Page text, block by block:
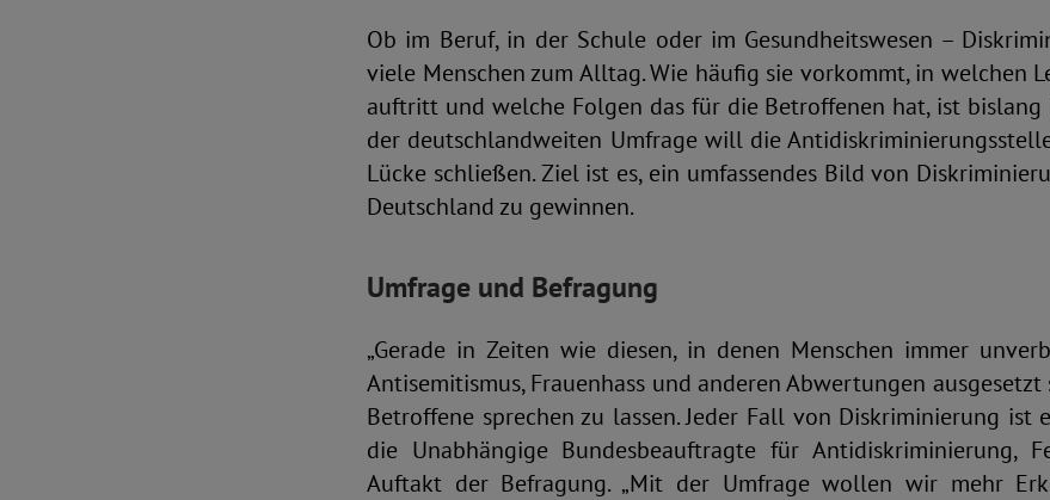
Ob im Beruf, in der Schule oder im Gesundheitswesen –
viele Menschen zum Alltag. Wie häufig sie vorkommt, in welchen
auftritt und welche Folgen das für die Betroffenen hat, ist bislang
der deutschlandweiten Umfrage will die
Lücke schließen. Ziel ist es, ein umfassendes Bild von
Deutschland zu gewinnen.
Umfrage und Befragung
„Gerade in Zeiten wie diesen, in denen Menschen immer
Antisemitismus, Frauenhass und anderen Abwertungen
Betroffene sprechen zu lassen. Jeder Fall von Diskriminierung ist
die Unabhängige Bundesbeauftragte für Antidiskriminierung,
Auftakt der Befragung. „Mit der Umfrage wollen wir mehr